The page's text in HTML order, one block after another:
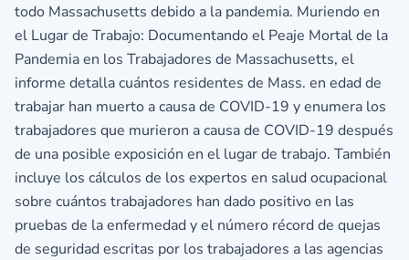
todo Massachusetts debido a la pandemia. Muriendo en
el Lugar de Trabajo: Documentando el Peaje Mortal de la
Pandemia en los Trabajadores de Massachusetts, el
informe detalla cuántos residentes de Mass. en edad de
trabajar han muerto a causa de COVID-19 y enumera los
trabajadores que murieron a causa de COVID-19 después
de una posible exposición en el lugar de trabajo. También
incluye los cálculos de los expertos en salud ocupacional
sobre cuántos trabajadores han dado positivo en las
pruebas de la enfermedad y el número récord de quejas
de seguridad escritas por los trabajadores a las agencias